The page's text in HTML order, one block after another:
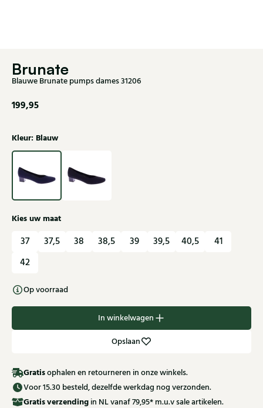
Brunate
Blauwe Brunate pumps dames 31206
199,95
Kleur: Blauw
Kies uw maat
37 37,5 38 38,5 39 39,5 40,5
41
42
Op voorraad
In winkelwagen
Opslaan
Gratisophalen en retourneren in onze winkels.
Voor 15.30 besteld, dezelfde werkdag nog verzonden.
Gratisverzending in NL vanaf 79,95* m.u.v sale artikelen.